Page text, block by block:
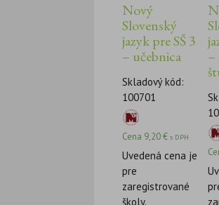
Nový
Slovenský
jazyk pre SŠ 3
– učebnica
Skladový kód:
100701
Cena 9,20€ s DPH
Uvedená cena je
pre
zaregistrované
školy.
–